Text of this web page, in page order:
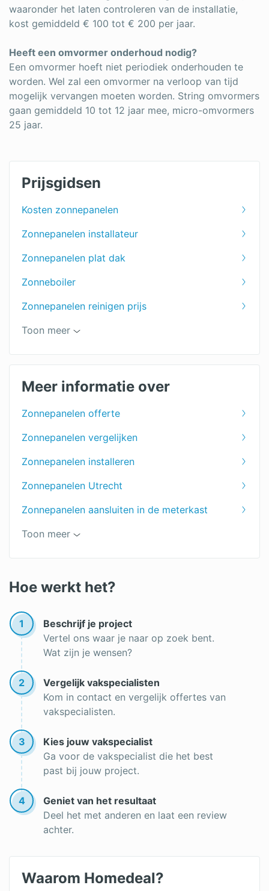
waaronder het laten controleren van de installatie,
kost gemiddeld € 100 tot € 200 per jaar.
Heeft een omvormer onderhoud nodig?
Een omvormer hoeft niet periodiek onderhouden te
worden. Wel zal een omvormer na verloop van tijd
mogelijk vervangen moeten worden. String omvormers
gaan gemiddeld 10 tot 12 jaar mee, micro-omvormers
25 jaar.
Prijsgidsen
Kosten zonnepanelen
Zonnepanelen installateur
Zonnepanelen plat dak
Zonneboiler
Zonnepanelen reinigen prijs
Omvormer zonnepanelen prijs
Batterij opslag zonnepanelen prijs
Zonneboilercombi
Toon meer
Meer informatie over
Zonnepanelen offerte
Zonnepanelen vergelijken
Zonnepanelen installeren
Zonnepanelen Utrecht
Zonnepanelen aansluiten in de meterkast
Levertijd zonnepanelen
Zonnepanelen schoonmaken
Zonnepanelen aarden
Welke omvormer voor zonnepanelen?
Micro omvormer
Hybride omvormer
Transparante zonnepanelen
Bifacial zonnepanelen
Hybride zonnepanelen
Monokristallijne zonnepanelen
Zwarte zonnepanelen
PVT panelen
Polykristallijne zonnepanelen
Toon meer
Hoe werkt het?
1
Beschrijf je project
Vertel ons waar je naar op zoek bent.
Wat zijn je wensen?
2
Vergelijk vakspecialisten
Kom in contact en vergelijk offertes van
vakspecialisten.
3
Kies jouw vakspecialist
Ga voor de vakspecialist die het best
past bij jouw project.
4
Geniet van het resultaat
Deel het met anderen en laat een review
achter.
Waarom Homedeal?